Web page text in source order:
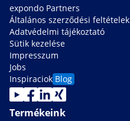
expondo Partners
Általános szerződési feltételek
Adatvédelmi tájékoztató
Sütik kezelése
Impresszum
Jobs
Inspiraciok Blog
Termékeink